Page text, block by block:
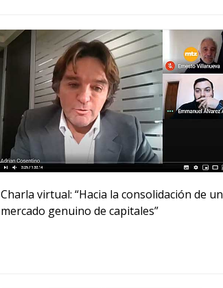
Charla virtual: “Hacia la consolidación de un
mercado genuino de capitales”